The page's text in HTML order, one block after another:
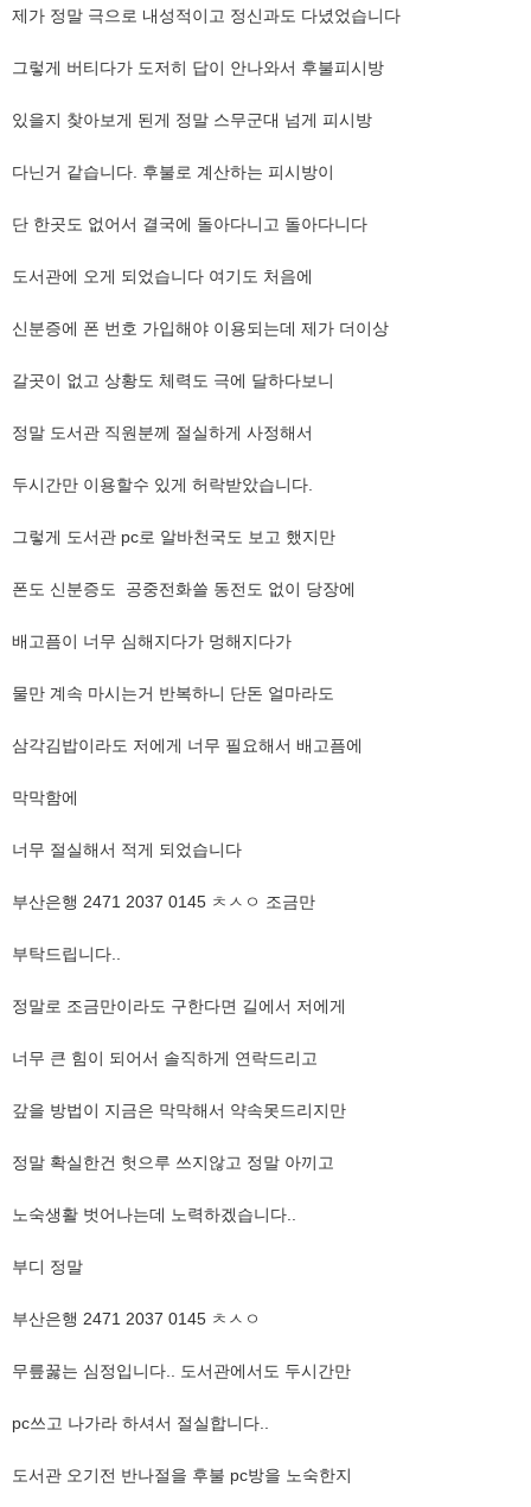
​제가 정말 극으로 내성적이고 정신과도 다녔었습니다
​그렇게 버티다가 도저히 답이 안나와서 후불피시방
​있을지 찾아보게 된게 정말 스무군대 넘게 피시방
​다닌거 같습니다. 후불로 계산하는 피시방이
​단 한곳도 없어서 결국에 돌아다니고 돌아다니다
도서관에 오게 되었습니다 여기도 처음에
신분증에 폰 번호 가입해야 이용되는데 제가 더이상
​갈곳이 없고 상황도 체력도 극에 달하다보니
정말 도서관 직원분께 절실하게 사정해서
​두시간만 이용할수 있게 허락받았습니다.​
​그렇게 도서관 pc로 알바천국도 보고 했지만
폰도 신분증도 공중전화쓸 동전도 없이 당장에
배고픔이 너무 심해지다가 멍해지다가
​물만 계속 마시는거 반복하니 단돈 얼마라도
​삼각김밥이라도 저에게 너무 필요해서 배고픔에
​막막함에
​너무 절실해서 적게 되었습니다
​​부산은행 2471 2037 0145 ㅊㅅㅇ 조금만
​부탁드립니다..
​정말로 조금만이라도 구한다면 길에서 저에게
​너무 큰 힘이 되어서 솔직하게 연락드리고
​갚을 방법이 지금은 막막해서 약속못드리지만
​정말 확실한건 헛으루 쓰지않고 정말 아끼고
​노숙생활 벗어나는데 노력하겠습니다..
​부디 정말
​부산은행 2471 2037 0145 ㅊㅅㅇ
무릎꿇는 심정입니다.. 도서관에서도 두시간만
pc쓰고 나가라 하셔서 절실합니다..
​도서관 오기전 반나절을 후불 pc방을 노숙한지